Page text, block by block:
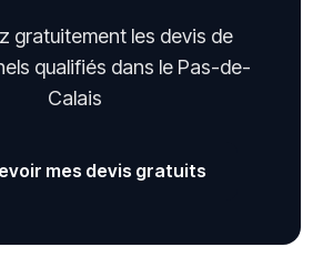
gratuitement les devis de
qualifiés dans le Pas-de-
Calais
mes devis gratuits